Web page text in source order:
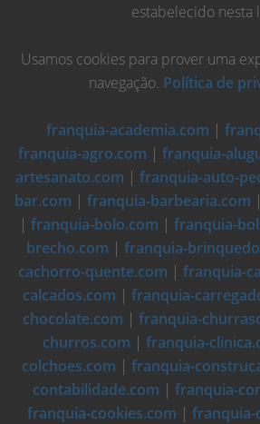
estabelecido nesta
Usamos cookies para prover uma
navegação. Política de
franquia-academia.com |
franquia-agro.com | franquia-
artesanato.com | franquia-auto-
bar.com | franquia-barbearia.com |
| franquia-bolo.com | franquia-
brecho.com | franquia-
cachorro-quente.com | franquia-
calcados.com | franquia-
chocolate.com | franquia-
churros.com | franquia-
colchoes.com | franquia-
contabilidade.com | franquia-
franquia-cookies.com | franquia-